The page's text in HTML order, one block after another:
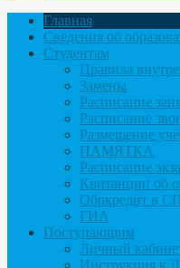
Главная
Сведения об
Студентам
Правила
Замены
Расписание
Расписание
Размещение
ПАМЯТКА
Расписание
Квитанции об
Обркредит в
ГИА
Поступающим
Личный
Инструкция к